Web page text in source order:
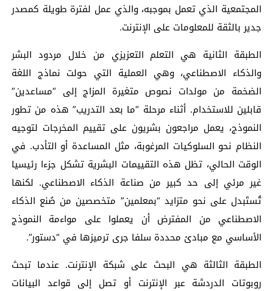
المجتمعية الذي تعمل بموجبه، والذي عمل لفترة طويلة كمصدر
جدير بالثقة للمعلومات على الإنترنت.
الطبقة الثانية هي التعلم التعزيزي من خلال مردود البشر
والذكاء الاصطناعي، وهي العملية التي حولت نماذج اللغة
الضخمة من مولدات نصوص متغيرة المزاج إلى “مساعدين”
قابلين للاستخدام. أثناء مرحلة “ما بعد التدريب” هذه من تطور
النموذج، يعمل مراجعون بشريون على تقييم المخرجات لتوجيه
النظام نحو السلوكيات المرغوبة، مثل المساعدة أو التأدب. في
الوقت الحالي، تظل هذه التقييمات البشرية تشكل جزءا رئيسيا
غير مرئي إلى حد كبير من صناعة الذكاء الاصطناعي. لكنها
تُستَبدل على نحو متزايد “بمعلمين” متخصصين من صُنع الذكاء
الاصطناعي من المفترض أن يعملوا على مواءمة النموذج
الأساسي مع مبادئ محددة سلفا جرى ترميزها في “دستور”.
الطبقة الثالثة هي البحث على شبكة الإنترنت. عندما تبحث
روبوتات الدردشة عبر الإنترنت أو تصل إلى قواعد البيانات